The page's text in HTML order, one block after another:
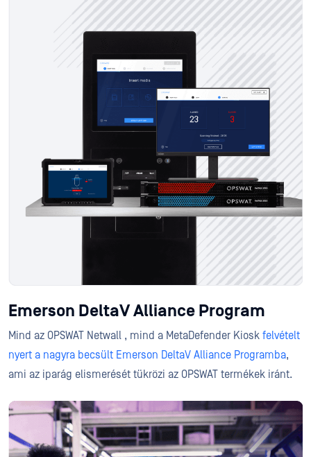
Emerson DeltaV Alliance Program
Mind az OPSWAT Netwall , mind a MetaDefender Kiosk felvételt
nyert a nagyra becsült Emerson DeltaV Alliance Programba,
ami az iparág elismerését tükrözi az OPSWAT termékek iránt.